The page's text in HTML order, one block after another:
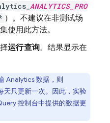
ANALYTICS_PRO
）。不建议在非测试场
使用此方法。
运行查询。结果显示在
Analytics数据，则
天只更新一次。因此，实验
控制台中提供的数据更